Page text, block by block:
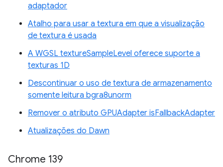
adaptador
Atalho para usar a textura em que a visualização
de textura é usada
A WGSL textureSampleLevel oferece suporte a
texturas 1D
Descontinuar o uso de textura de armazenamento
somente leitura bgra8unorm
Remover o atributo GPUAdapter isFallbackAdapter
Atualizações do Dawn
Chrome 139